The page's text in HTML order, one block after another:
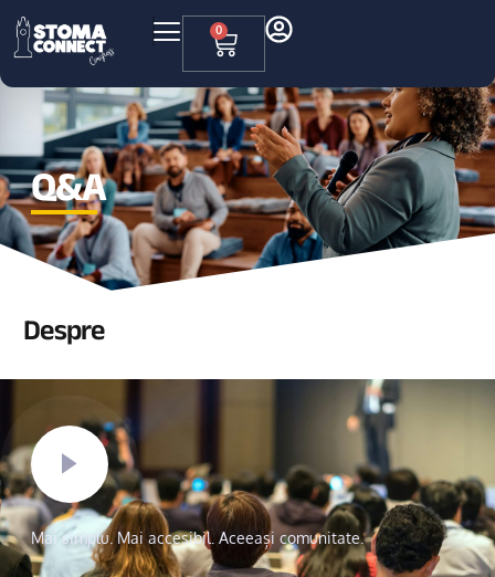
0
Q&A
Despre
Mai simplu. Mai accesibil. Aceeași comunitate.